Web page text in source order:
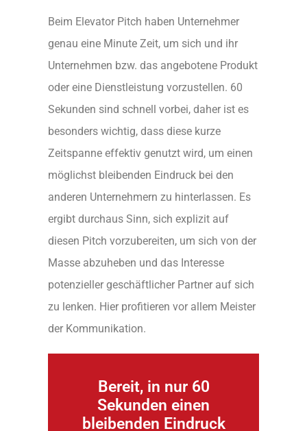
Beim Elevator Pitch haben Unternehmer
genau eine Minute Zeit, um sich und ihr
Unternehmen bzw. das angebotene Produkt
oder eine Dienstleistung vorzustellen. 60
Sekunden sind schnell vorbei, daher ist es
besonders wichtig, dass diese kurze
Zeitspanne effektiv genutzt wird, um einen
möglichst bleibenden Eindruck bei den
anderen Unternehmern zu hinterlassen. Es
ergibt durchaus Sinn, sich explizit auf
diesen Pitch vorzubereiten, um sich von der
Masse abzuheben und das Interesse
potenzieller geschäftlicher Partner auf sich
zu lenken. Hier profitieren vor allem Meister
der Kommunikation.
Bereit, in nur 60
Sekunden einen
bleibenden Eindruck